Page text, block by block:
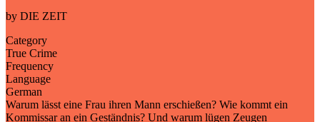
by DIE ZEIT
Category
True Crime
Frequency
Language
German
Warum lässt eine Frau ihren Mann erschießen? Wie kommt ein
Kommissar an ein Geständnis? Und warum lügen Zeugen